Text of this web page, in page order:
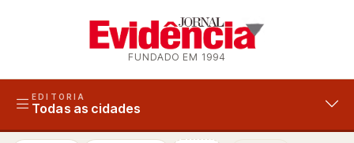
FUNDADO EM 1994
EDITORIA
Todas as cidades